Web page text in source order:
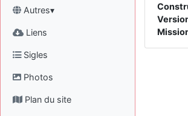
Autres▾
Liens
Sigles
Photos
Plan du site